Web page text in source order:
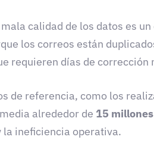
calidad de los datos es
los correos están
requieren días de corrección
de referencia, como los
alrededor de 15
la ineficiencia operativa.